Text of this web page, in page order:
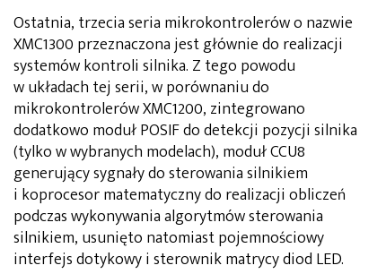
Ostatnia, trzecia seria mikrokontrolerów o nazwie
XMC1300 przeznaczona jest głównie do realizacji
systemów kontroli silnika. Z tego powodu
w układach tej serii, w porównaniu do
mikrokontrolerów XMC1200, zintegrowano
dodatkowo moduł POSIF do detekcji pozycji silnika
(tylko w wybranych modelach), moduł CCU8
generujący sygnały do sterowania silnikiem
i koprocesor matematyczny do realizacji obliczeń
podczas wykonywania algorytmów sterowania
silnikiem, usunięto natomiast pojemnościowy
interfejs dotykowy i sterownik matrycy diod LED.